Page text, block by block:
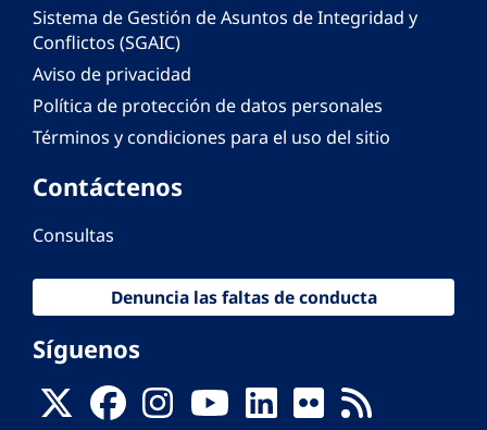
Sistema de Gestión de Asuntos de Integridad y
Conflictos (SGAIC)
Aviso de privacidad
Política de protección de datos personales
Términos y condiciones para el uso del sitio
Contáctenos
Consultas
Denuncia las faltas de conducta
Síguenos